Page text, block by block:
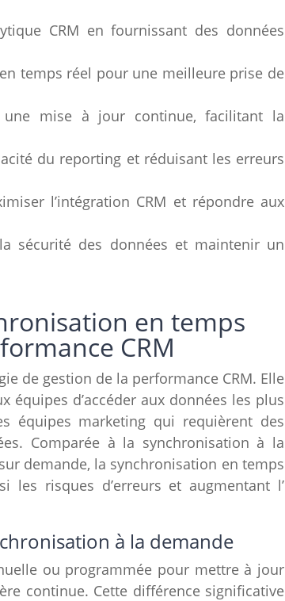
CRM en fournissant des données
temps réel pour une meilleure prise de
une mise à jour continue, facilitant la
du reporting et réduisant les erreurs
l’intégration CRM et répondre aux
sécurité des données et maintenir un
en temps
CRM
de gestion de la performance CRM. Elle
équipes d’accéder aux données les plus
équipes marketing qui requièrent des
Comparée à la synchronisation à la
demande, la synchronisation en temps
risques d’erreurs et augmentant l’
à la demande
ou programmée pour mettre à jour
continue. Cette différence significative